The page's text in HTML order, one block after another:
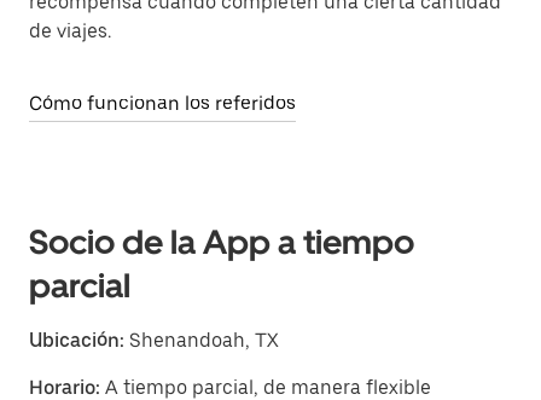
de viajes.
Cómo funcionan los referidos
Socio de la App a tiempo
parcial
Ubicación: Shenandoah, TX
Horario: A tiempo parcial, de manera flexible